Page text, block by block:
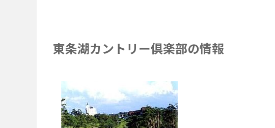
東条湖カントリー倶楽部の情報